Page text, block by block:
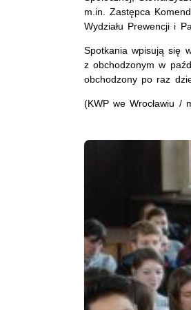
m.in. Zastępca
Wydziału Prewencji i
Spotkania wpisują się
z obchodzonym w
obchodzony po raz
(KWP we Wrocławiu /